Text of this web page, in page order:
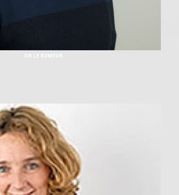
DR LE RUMEUR